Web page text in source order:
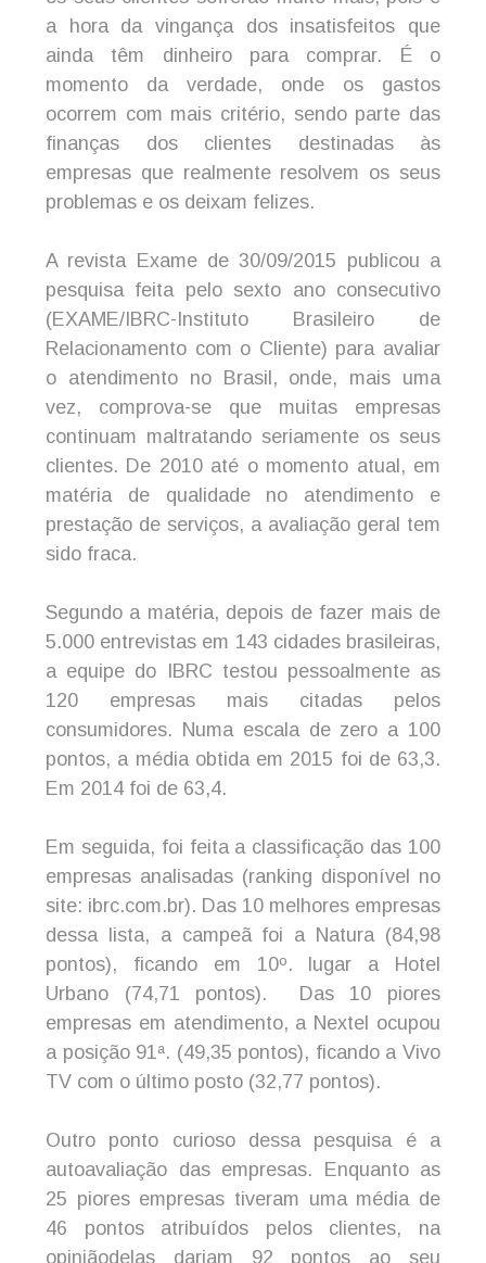
a hora da vingança dos insatisfeitos que
ainda têm dinheiro para comprar. É o
momento da verdade, onde os gastos
ocorrem com mais critério, sendo parte das
finanças dos clientes destinadas às
empresas que realmente resolvem os seus
problemas e os deixam felizes.
A revista Exame de 30/09/2015 publicou a
pesquisa feita pelo sexto ano consecutivo
(EXAME/IBRC-Instituto Brasileiro de
Relacionamento com o Cliente) para avaliar
o atendimento no Brasil, onde, mais uma
vez, comprova-se que muitas empresas
continuam maltratando seriamente os seus
clientes. De 2010 até o momento atual, em
matéria de qualidade no atendimento e
prestação de serviços, a avaliação geral tem
sido fraca.
Segundo a matéria, depois de fazer mais de
5.000 entrevistas em 143 cidades brasileiras,
a equipe do IBRC testou pessoalmente as
120 empresas mais citadas pelos
consumidores. Numa escala de zero a 100
pontos, a média obtida em 2015 foi de 63,3.
Em 2014 foi de 63,4.
Em seguida, foi feita a classificação das 100
empresas analisadas (ranking disponível no
site: ibrc.com.br). Das 10 melhores empresas
dessa lista, a campeã foi a Natura (84,98
pontos), ficando em 10º. lugar a Hotel
Urbano (74,71 pontos). Das 10 piores
empresas em atendimento, a Nextel ocupou
a posição 91ª. (49,35 pontos), ficando a Vivo
TV com o último posto (32,77 pontos).
Outro ponto curioso dessa pesquisa é a
autoavaliação das empresas. Enquanto as
25 piores empresas tiveram uma média de
46 pontos atribuídos pelos clientes, na
opiniãodelas dariam 92 pontos ao seu